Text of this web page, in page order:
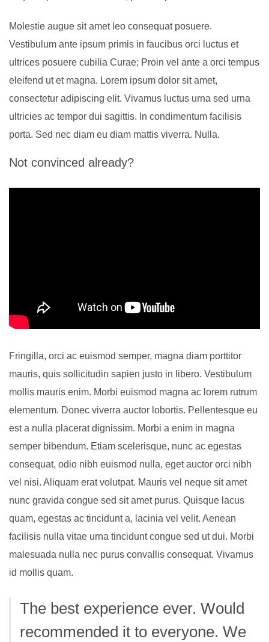
Molestie augue sit amet leo consequat posuere.
Vestibulum ante ipsum primis in faucibus orci luctus et
ultrices posuere cubilia Curae; Proin vel ante a orci tempus
eleifend ut et magna. Lorem ipsum dolor sit amet,
consectetur adipiscing elit. Vivamus luctus urna sed urna
ultricies ac tempor dui sagittis. In condimentum facilisis
porta. Sed nec diam eu diam mattis viverra. Nulla.
Not convinced already?
Fringilla, orci ac euismod semper, magna diam porttitor
mauris, quis sollicitudin sapien justo in libero. Vestibulum
mollis mauris enim. Morbi euismod magna ac lorem rutrum
elementum. Donec viverra auctor lobortis. Pellentesque eu
est a nulla placerat dignissim. Morbi a enim in magna
semper bibendum. Etiam scelerisque, nunc ac egestas
consequat, odio nibh euismod nulla, eget auctor orci nibh
vel nisi. Aliquam erat volutpat. Mauris vel neque sit amet
nunc gravida congue sed sit amet purus. Quisque lacus
quam, egestas ac tincidunt a, lacinia vel velit. Aenean
facilisis nulla vitae urna tincidunt congue sed ut dui. Morbi
malesuada nulla nec purus convallis consequat. Vivamus
id mollis quam.
The best experience ever. Would
recommended it to everyone. We